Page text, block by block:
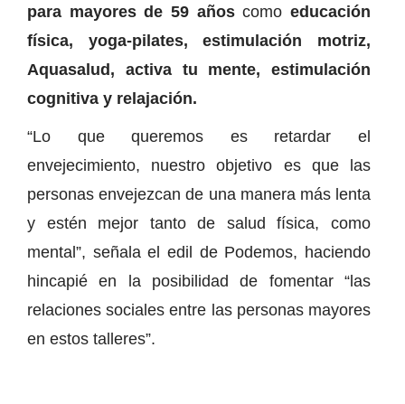
para mayores de 59 añoscomoeducación
física, yoga-pilates, estimulación motriz,
Aquasalud, activa tu mente, estimulación
cognitiva y relajación.
“Lo que queremos es retardar el
envejecimiento, nuestro objetivo es que las
personas envejezcan de una manera más lenta
y estén mejor tanto de salud física, como
mental”, señala el edil de Podemos, haciendo
hincapié en la posibilidad de fomentar “las
relaciones sociales entre las personas mayores
en estos talleres”.